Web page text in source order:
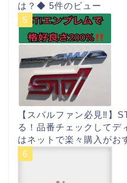
は？◆ 5件のビュー
【スバルファン必見‼︎】
る！品番チェックしてデ
はネットで楽々購入がお